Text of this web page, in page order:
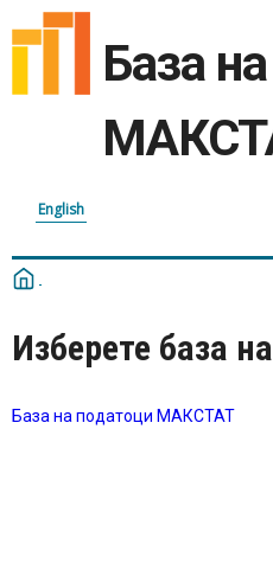
База
English
Изберете база
База на податоци МАКСТАТ